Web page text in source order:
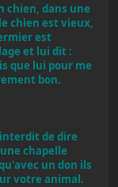
chien, dans une
chien est vieux,
est
et lui dit :
que lui pour me
bon.
de dire
chapelle
un don ils
votre animal.